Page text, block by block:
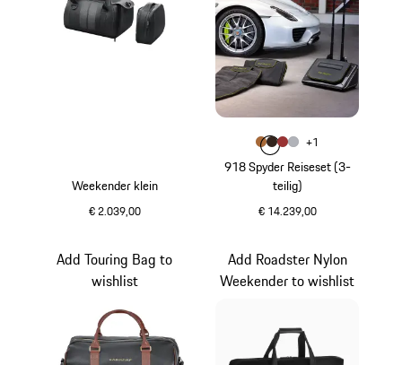
Weekender klein
€ 2.039,00
918 Spyder Reiseset (3-
teilig)
€ 14.239,00
Farbe
Farbemoccabraun-orange
Farbe moccabraun
Farbegranatrot
Farbe
+1
Add Touring Bag to
wishlist
Add Roadster Nylon
Weekender to wishlist